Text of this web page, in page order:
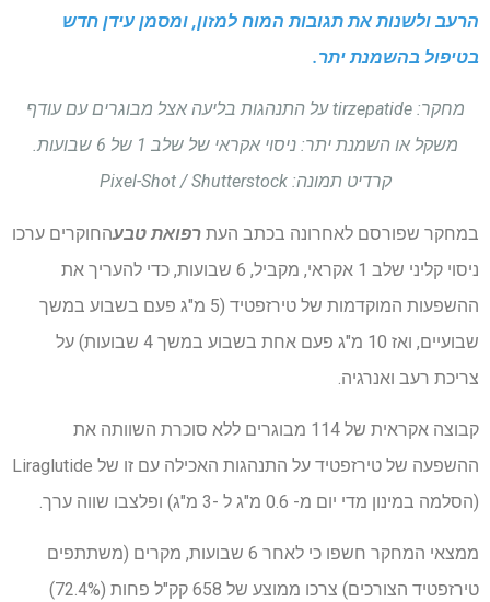
הרעב ולשנות את תגובות המוח למזון, ומסמן עידן חדש
בטיפול בהשמנת יתר.
מחקר: tirzepatide על התנהגות בליעה אצל מבוגרים עם עודף
משקל או השמנת יתר: ניסוי אקראי של שלב 1 של 6 שבועות.
קרדיט תמונה: Pixel-Shot / Shutterstock
במחקר שפורסם לאחרונה בכתב העת רפואת טבעהחוקרים ערכו
ניסוי קליני שלב 1 אקראי, מקביל, 6 שבועות, כדי להעריך את
ההשפעות המוקדמות של טירזפטיד (5 מ"ג פעם בשבוע במשך
שבועיים, ואז 10 מ"ג פעם אחת בשבוע במשך 4 שבועות) על
צריכת רעב ואנרגיה.
קבוצה אקראית של 114 מבוגרים ללא סוכרת השוותה את
ההשפעה של טירזפטיד על התנהגות האכילה עם זו של Liraglutide
(הסלמה במינון מדי יום מ- 0.6 מ"ג ל -3 מ"ג) ופלצבו שווה ערך.
ממצאי המחקר חשפו כי לאחר 6 שבועות, מקרים (משתתפים
טירזפטיד הצורכים) צרכו ממוצע של 658 קק"ל פחות (72.4%)